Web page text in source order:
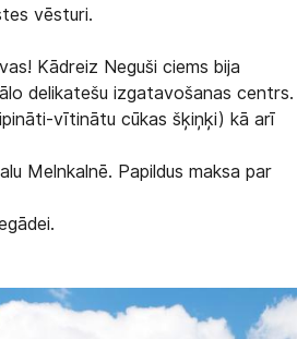
vēsturi.
Kādreiz Neguši ciems bija
delikatešu izgatavošanas centrs.
vītinātu cūkas šķiņķi) kā arī
Melnkalnē. Papildus maksa par